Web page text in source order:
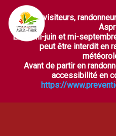
Ouvrir la
Chers visiteurs,
Entre mi-juin et mi-
peut être interdit en
Avant de partir en
accessibilité en
https://